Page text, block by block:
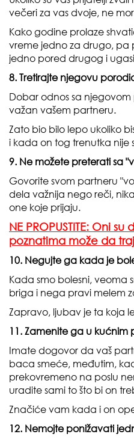
večeri za vas dvoje, ne
Kako godine prolaze
vreme jedno za drugo, pa
jedno pored drugog i
8. Tretirajte njegovu
Dobar odnos sa
važan vašem partneru.
Zato bio bilo lepo ukoliko
i kada on tog trenutka nije
9. Ne možete preterati sa
Govorite svom partneru
dela važnija nego reči,
one koje prijaju.
NE PROPUSTITE: Oni
poznatima može da
10. Negujte ga kada je
Kada smo bolesni, veoma
briga i nega pravi melem
Zapravo, ljubav je ta koja
11. Zamenite ga u kućnim
Imate dogovor da vaš
baca smeće, međutim,
prekovremeno na poslu
uradite sami to što bi on
Značiće vam kada i on
12. Nemojte ponižavati